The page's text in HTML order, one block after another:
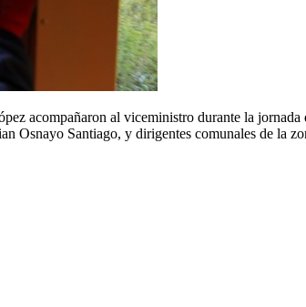
acompañaron al viceministro durante la
Santiago, y dirigentes comunales de la